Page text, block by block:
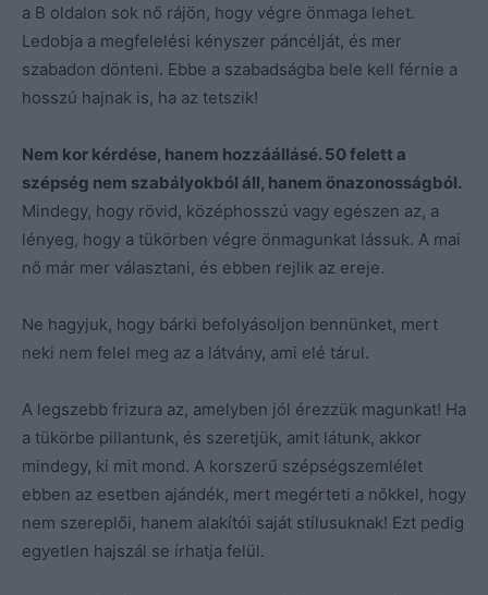
a B oldalon sok nő rájön, hogy végre önmaga lehet.
Ledobja a megfelelési kényszer páncélját, és mer
szabadon dönteni. Ebbe a szabadságba bele kell férnie a
hosszú hajnak is, ha az tetszik!
Nem kor kérdése, hanem hozzáállásé. 50 felett a
szépség nem szabályokból áll, hanem önazonosságból.
Mindegy, hogy rövid, középhosszú vagy egészen az, a
lényeg, hogy a tükörben végre önmagunkat lássuk. A mai
nő már mer választani, és ebben rejlik az ereje.
Ne hagyjuk, hogy bárki befolyásoljon bennünket, mert
neki nem felel meg az a látvány, ami elé tárul.
A legszebb frizura az, amelyben jól érezzük magunkat! Ha
a tükörbe pillantunk, és szeretjük, amit látunk, akkor
mindegy, ki mit mond. A korszerű szépségszemlélet
ebben az esetben ajándék, mert megérteti a nőkkel, hogy
nem szereplői, hanem alakítói saját stílusuknak! Ezt pedig
egyetlen hajszál se írhatja felül.